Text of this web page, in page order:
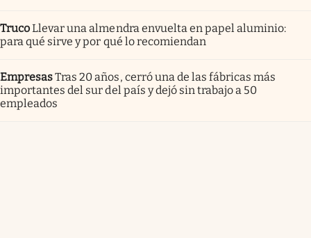
TrucoLlevar una almendra envuelta en papel aluminio:
para qué sirve y por qué lo recomiendan
EmpresasTras 20 años, cerró una de las fábricas más
importantes del sur del país y dejó sin trabajo a 50
empleados